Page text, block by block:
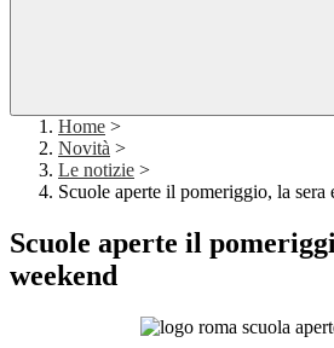
Home >
Novità >
Le notizie >
Scuole aperte il pomeriggio, la sera
Scuole aperte il
weekend